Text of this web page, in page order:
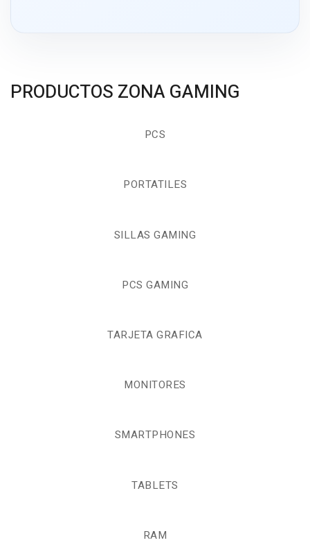
PRODUCTOS ZONA GAMING
PCS
PORTATILES
SILLAS GAMING
PCS GAMING
TARJETA GRAFICA
MONITORES
SMARTPHONES
TABLETS
RAM